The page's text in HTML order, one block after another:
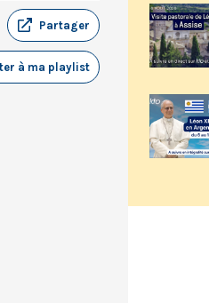
Partager
à ma playlist